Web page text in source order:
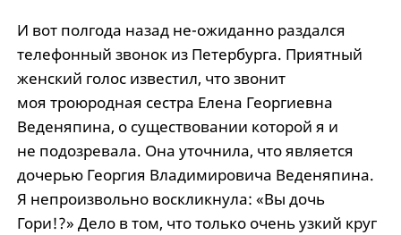
И вот полгода назад не-ожиданно раздался
телефонный звонок из Петербурга. Приятный
женский голос известил, что звонит
моя троюродная сестра Елена Георгиевна
Веденяпина, о существовании которой я и
не подозревала. Она уточнила, что является
дочерью Георгия Владимировича Веденяпина.
Я непроизвольно воскликнула: «Вы дочь
Гори!?» Дело в том, что только очень узкий круг